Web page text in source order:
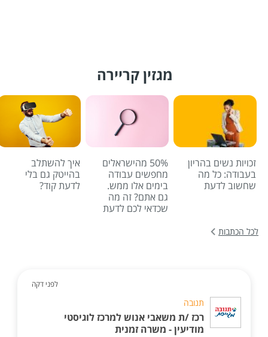
מגזין קריירה
זכויות נשים בהריון
בעבודה: כל מה
שחשוב לדעת
50% מהישראלים
מחפשים עבודה
בימים אלו ממש.
גם אתם? זה מה
שכדאי לכם לדעת
איך להשתלב
בהייטק גם בלי
לדעת קוד?
לכל הכתבות
לפני דקה
תנובה
רכז /ת משאבי אנוש למרכז לוגיסטי
מודיעין - משרה זמנית